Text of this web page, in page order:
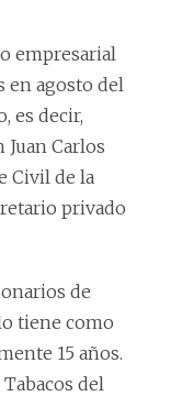
empresarial
en agosto del
es decir,
Carlos
Civil de la
privado
de
tiene como
15 años.
del